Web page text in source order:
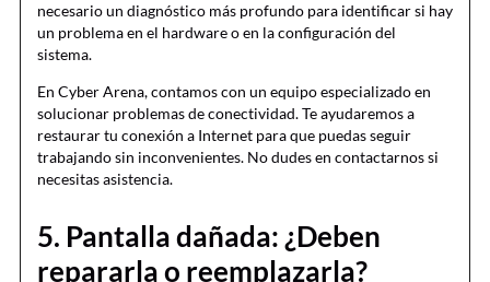
necesario un diagnóstico más profundo para identificar si hay
un problema en el hardware o en la configuración del
sistema.
En Cyber Arena, contamos con un equipo especializado en
solucionar problemas de conectividad. Te ayudaremos a
restaurar tu conexión a Internet para que puedas seguir
trabajando sin inconvenientes. No dudes en contactarnos si
necesitas asistencia.
5. Pantalla dañada: ¿Deben
repararla o reemplazarla?